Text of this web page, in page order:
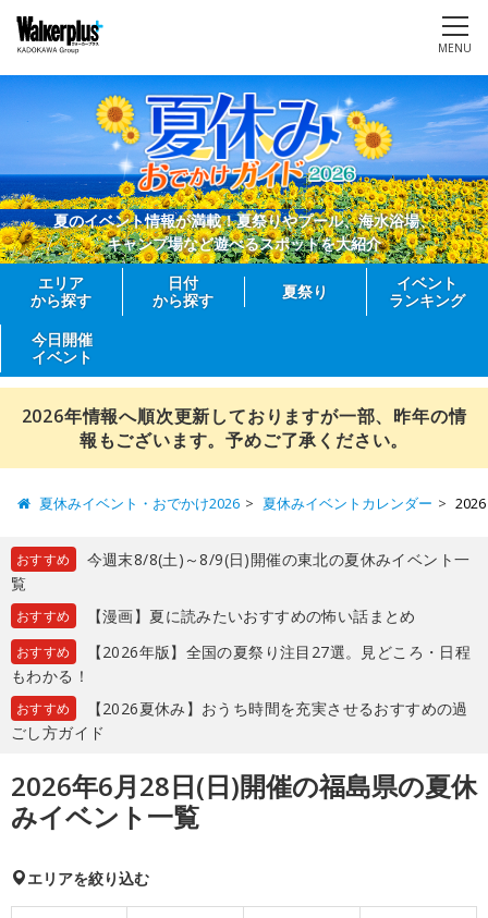
MENU
夏のイベント情報が満載！夏祭りやプール、海水浴場、
キャンプ場など遊べるスポットを大紹介
エリア
から探す
日付
から探す
夏祭り
イベント
ランキング
今日開催
イベント
2026年情報へ順次更新しておりますが一部、昨年の情
報もございます。予めご了承ください。
夏休みイベント・おでかけ2026 夏休みイベントカレンダー
おすすめ
今週末8/8(土)～8/9(日)開催の東北の夏休みイベント一
覧
おすすめ 【漫画】夏に読みたいおすすめの怖い話まとめ
おすすめ
【2026年版】全国の夏祭り注目27選。見どころ・日程
もわかる！
おすすめ
【2026夏休み】おうち時間を充実させるおすすめの過
ごし方ガイド
2026年6月28日(日)開催の福島県の夏休
みイベント一覧
エリアを絞り込む